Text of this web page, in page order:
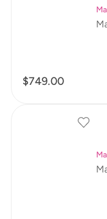
$749.00